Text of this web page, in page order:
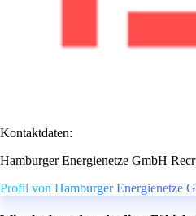
Kontaktdaten:
Hamburger Energienetze GmbH
Profil von Hamburger Energienetze